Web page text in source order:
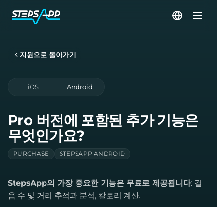
지원으로 돌아가기
iOS Android
Pro 버전에 포함된 추가 기능은
무엇인가요?
PURCHASE STEPSAPP ANDROID
StepsApp의 가장 중요한 기능은 무료로 제공됩니다: 걸
음 수 및 거리 추적과 분석, 칼로리 계산.